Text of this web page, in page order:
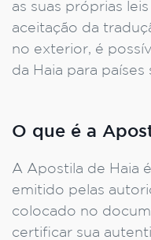
as suas próprias
aceitação da
no exterior, é
da Haia para países
O que é a
A Apostila de Haia
emitido pelas
colocado no
certificar sua